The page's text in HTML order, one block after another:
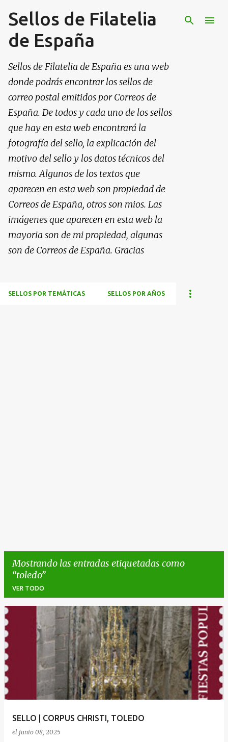
Ir al contenido principal
Sellos de Filatelia
de España
Sellos de Filatelia de España es una web
donde podrás encontrar los sellos de
correo postal emitidos por Correos de
España. De todos y cada uno de los sellos
que hay en esta web encontrará la
fotografía del sello, la explicación del
motivo del sello y los datos técnicos del
mismo. Algunos de los textos que
aparecen en esta web son propiedad de
Correos de España, otros son mios. Las
imágenes que aparecen en esta web la
mayoria son de mi propiedad, algunas
son de Correos de España. Gracias
SELLOS POR TEMÁTICAS SELLOS POR AÑOS
Mostrando las entradas etiquetadas como
toledo
VER TODO
E
n
t
r
a
d
SELLO | CORPUS CHRISTI, TOLEDO
el junio 08, 2025